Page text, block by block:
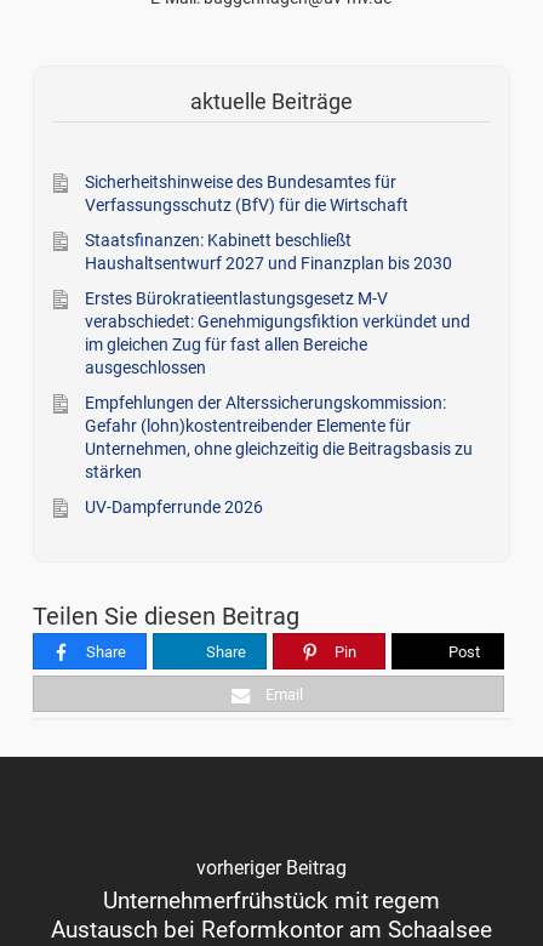
aktuelle Beiträge
Sicherheitshinweise des Bundesamtes für
Verfassungsschutz (BfV) für die Wirtschaft
Staatsfinanzen: Kabinett beschließt
Haushaltsentwurf 2027 und Finanzplan bis 2030
Erstes Bürokratieentlastungsgesetz M-V
verabschiedet: Genehmigungsfiktion verkündet und
im gleichen Zug für fast allen Bereiche
ausgeschlossen
Empfehlungen der Alterssicherungskommission:
Gefahr (lohn)kostentreibender Elemente für
Unternehmen, ohne gleichzeitig die Beitragsbasis zu
stärken
UV-Dampferrunde 2026
Teilen Sie diesen Beitrag
Share Share Pin Post
Email
vorheriger Beitrag
Unternehmerfrühstück mit regem
Austausch bei Reformkontor am Schaalsee